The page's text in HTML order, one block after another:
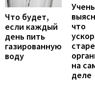
Что будет,
если каждый
день пить
газированную
воду
что
на
деле